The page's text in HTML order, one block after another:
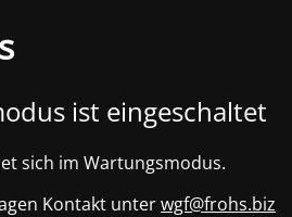
ist eingeschaltet
sich im Wartungsmodus.
Kontakt unterwgf@frohs.biz